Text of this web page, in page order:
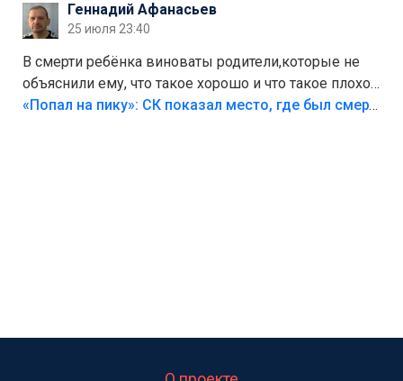
Геннадий Афанасьев
25 июля 23:40
В смерти ребёнка виноваты родители,которые не
объяснили ему, что такое хорошо и что такое плохо!
Лезть через такой забор,верх безумия,есть же
«Попал на пику»: СК показал место, где был смертельно травмирован ребенок в Тольятти